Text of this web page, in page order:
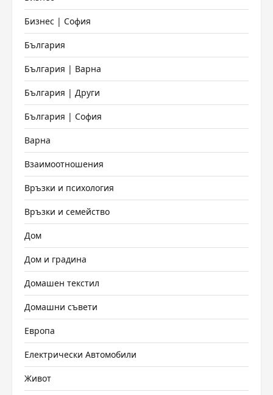
Бизнес | София
България
България | Варна
България | Други
България | София
Варна
Взаимоотношения
Връзки и психология
Връзки и семейство
Дом
Дом и градина
Домашен текстил
Домашни съвети
Европа
Електрически Автомобили
Живот